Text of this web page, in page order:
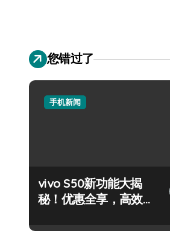
您错过了
手机新闻
vivo S50新功能大揭
秘！优惠全享，高效玩